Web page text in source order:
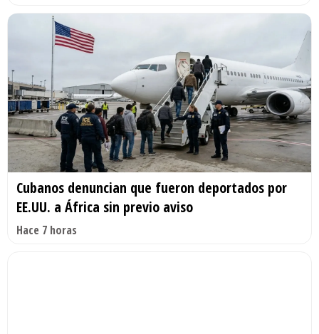
Cubanos denuncian que fueron deportados por
EE.UU. a África sin previo aviso
Hace 7 horas